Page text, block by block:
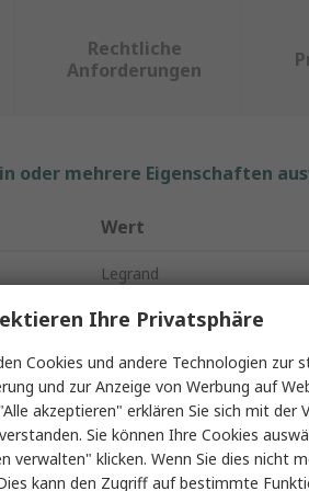
Rechtliche
Anforderungen
oder mehrere Eigenschaften
Wert
Legrand
Steckdose
2m
16A
1
Ihre Privatsphäre
Cookies und andere Technologien zur
und zur Anzeige von Werbung auf
akzeptieren" erklären Sie sich mit der
Sie können Ihre Cookies
verwalten" klicken. Wenn Sie dies nicht
kann den Zugriff auf bestimmte